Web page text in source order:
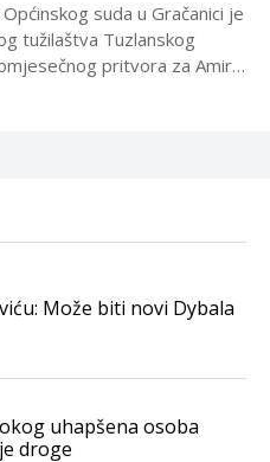
suda u Gračanici je
tužilaštva Tuzlanskog
pritvora za Amira
Može biti novi Dybala
uhapšena osoba
droge